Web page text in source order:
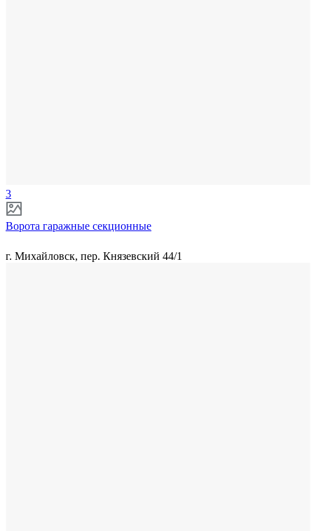
3
Ворота гаражные секционные
г. Михайловск, пер. Князевский 44/1